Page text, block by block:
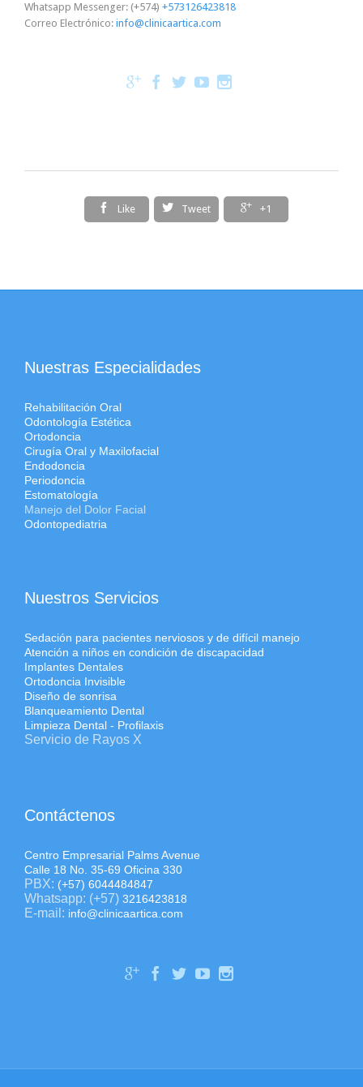
Whatsapp Messenger: (+574) +573126423818
Correo Electrónico: info@clinicaartica.com
    
 Like  Tweet  +1
Nuestras Especialidades
Rehabilitación Oral
Odontología Estética
Ortodoncia
Cirugía Oral y Maxilofacial
Endodoncia
Periodoncia
Estomatología
Manejo del Dolor Facial
Odontopediatria
Nuestros Servicios
Sedación para pacientes nerviosos y de difícil manejo
Atención a niños en condición de discapacidad
Implantes Dentales
Ortodoncia Invisible
Diseño de sonrisa
Blanqueamiento Dental
Limpieza Dental - Profilaxis
Servicio de Rayos X
Contáctenos
Centro Empresarial Palms Avenue
Calle 18 No. 35-69 Oficina 330
PBX: (+57) 6044484847
Whatsapp: (+57) 3216423818
E-mail: info@clinicaartica.com
    